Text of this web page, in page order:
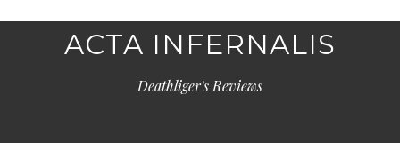
ACTA INFERNALIS
Deathliger's Reviews